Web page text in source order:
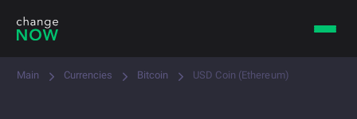
Main Currencies Bitcoin USD Coin (Ethereum)